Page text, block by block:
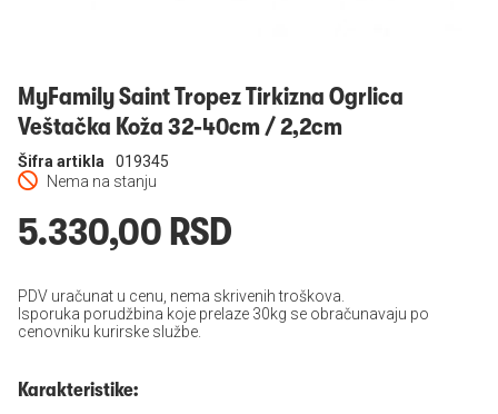
MyFamily Saint Tropez Tirkizna Ogrlica
Veštačka Koža 32-40cm / 2,2cm
Nema na stanju
Šifra artikla 019345
5.330,00 RSD
PDV uračunat u cenu, nema skrivenih troškova.
Isporuka porudžbina koje prelaze 30kg se obračunavaju po
cenovniku kurirske službe.
Karakteristike: